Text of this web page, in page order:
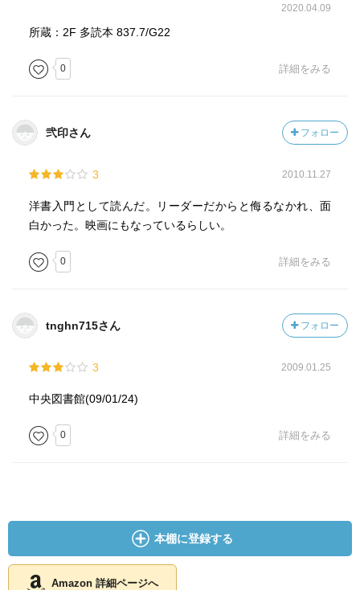
2020.04.09
所蔵：2F 多読本 837.7/G22
0 詳細をみる
弐印さん フォロー
3 2010.11.27
洋書入門として読んだ。リーダーだからと侮るなかれ、面
白かった。映画にもなっているらしい。
0 詳細をみる
tnghn715さん フォロー
3 2009.01.25
中央図書館(09/01/24)
0 詳細をみる
本棚に登録する
Amazon 詳細ページへ